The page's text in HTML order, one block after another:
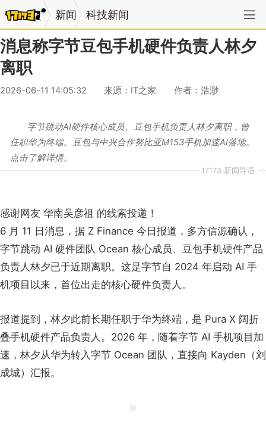
新闻 科技新闻
消息称字节豆包手机硬件负责人林夕
离职
2026-06-11 14:05:32 来源：IT之家 作者：浩渺
17173 新闻导语
字节跳动AI硬件核心成员、豆包手机负责人林夕离职，曾
任职华为终端。豆包与中兴合作努比亚M153手机加速AI落地。
点击了解详情。
感谢网友 华南吴彦祖 的线索投递！
6 月 11 日消息，据 Z Finance 今日报道，多方信源确认，
字节跳动 AI 硬件团队 Ocean 核心成员、豆包手机硬件产品
负责人林夕已于近期离职。这是字节自 2024 年启动 AI 手
机项目以来，首位出走的核心硬件负责人。
报道提到，林夕此前长期任职于华为终端，是 Pura X 阔折
叠手机硬件产品负责人。2026 年，随着字节 AI 手机项目加
速，林夕从华为转入字节 Ocean 团队，直接向 Kayden（刘
成城）汇报。